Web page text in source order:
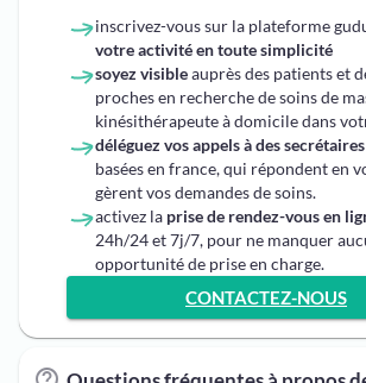
inscrivez-vous sur la plateforme
votre activité en toute simplicité
soyez visibleauprès des patients et
proches en recherche de soins de
kinésithérapeute à domicile dans
déléguez vos appels à des
basées en france, qui répondent en
gèrent vos demandes de soins.
activez la prise de rendez-vous en
24h/24 et 7j/7, pour ne manquer
opportunité de prise en charge.
CONTACTEZ-NOUS